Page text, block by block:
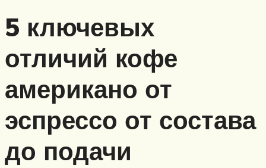
5 ключевых
отличий кофе
американо от
эспрессо от состава
до подачи